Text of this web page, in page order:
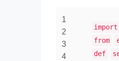
1
2
3
4
import
from
def